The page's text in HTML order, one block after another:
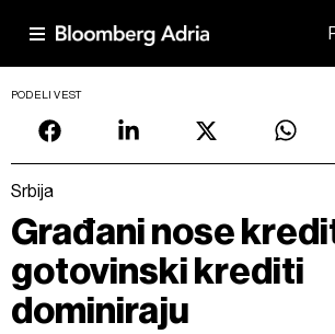
PODELI VEST
Srbija
Građani nose
gotovinski krediti
dominiraju